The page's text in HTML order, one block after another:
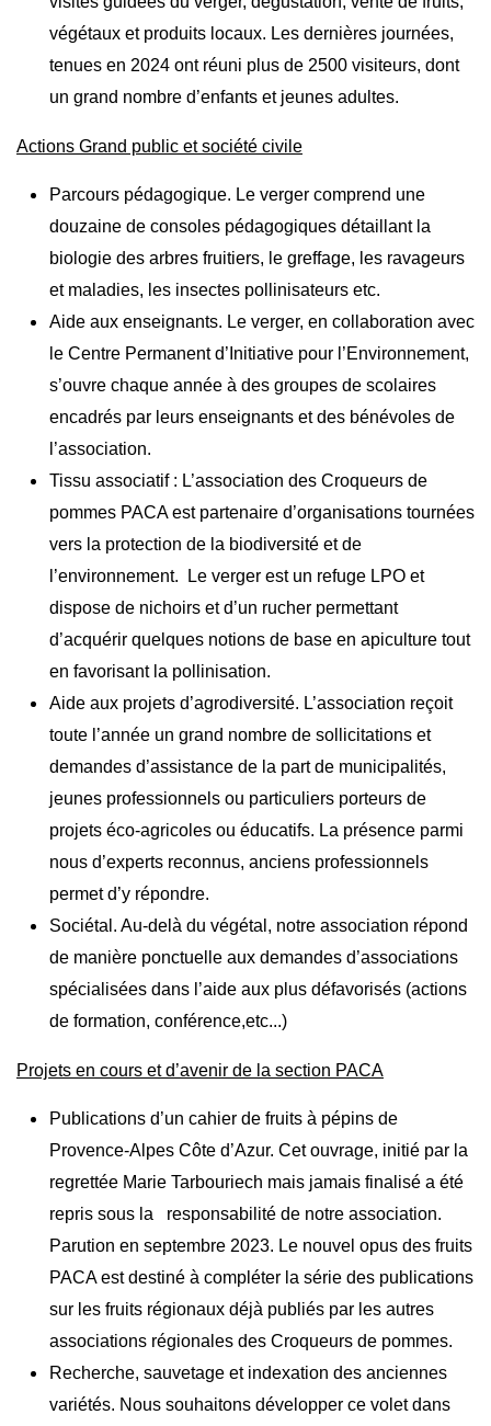
végétaux et produits locaux. Les dernières journées,
tenues en 2024 ont réuni plus de 2500 visiteurs, dont
un grand nombre d’enfants et jeunes adultes.
Actions Grand public et société civile
Parcours pédagogique. Le verger comprend une
douzaine de consoles pédagogiques détaillant la
biologie des arbres fruitiers, le greffage, les ravageurs
et maladies, les insectes pollinisateurs etc.
Aide aux enseignants. Le verger, en collaboration avec
le Centre Permanent d’Initiative pour l’Environnement,
s’ouvre chaque année à des groupes de scolaires
encadrés par leurs enseignants et des bénévoles de
l’association.
Tissu associatif : L’association des Croqueurs de
pommes PACA est partenaire d’organisations tournées
vers la protection de la biodiversité et de
l’environnement. Le verger est un refuge LPO et
dispose de nichoirs et d’un rucher permettant
d’acquérir quelques notions de base en apiculture tout
en favorisant la pollinisation.
Aide aux projets d’agrodiversité. L’association reçoit
toute l’année un grand nombre de sollicitations et
demandes d’assistance de la part de municipalités,
jeunes professionnels ou particuliers porteurs de
projets éco-agricoles ou éducatifs. La présence parmi
nous d’experts reconnus, anciens professionnels
permet d’y répondre.
Sociétal. Au-delà du végétal, notre association répond
de manière ponctuelle aux demandes d’associations
spécialisées dans l’aide aux plus défavorisés (actions
de formation, conférence,etc...)
Projets en cours et d’avenir de la section PACA
Publications d’un cahier de fruits à pépins de
Provence-Alpes Côte d’Azur. Cet ouvrage, initié par la
regrettée Marie Tarbouriech mais jamais finalisé a été
repris sous la responsabilité de notre association.
Parution en septembre 2023. Le nouvel opus des fruits
PACA est destiné à compléter la série des publications
sur les fruits régionaux déjà publiés par les autres
associations régionales des Croqueurs de pommes.
Recherche, sauvetage et indexation des anciennes
variétés. Nous souhaitons développer ce volet dans